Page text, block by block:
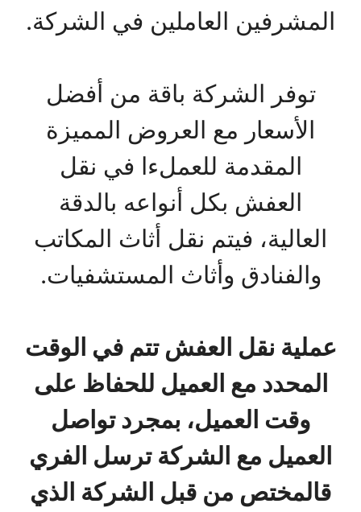
المشرفين العاملين في الشركة.
توفر الشركة باقة من أفضل
الأسعار مع العروض المميزة
المقدمة للعملءا في نقل
العفش بكل أنواعه بالدقة
العالية، فيتم نقل أثاث المكاتب
والفنادق وأثاث المستشفيات.
عملية نقل العفش تتم في الوقت
المحدد مع العميل للحفاظ على
وقت العميل، بمجرد تواصل
العميل مع الشركة ترسل الفري
قالمختص من قبل الشركة الذي